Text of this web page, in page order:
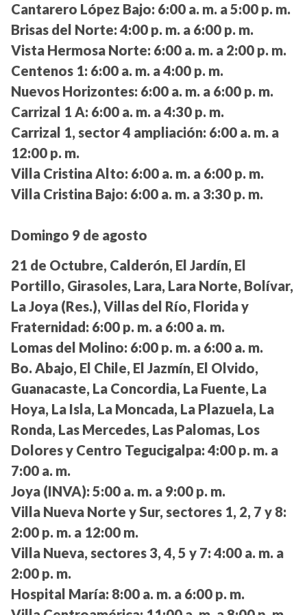
Cantarero López Bajo: 6:00 a. m. a 5:00 p. m.
Brisas del Norte: 4:00 p. m. a 6:00 p. m.
Vista Hermosa Norte: 6:00 a. m. a 2:00 p. m.
Centenos 1: 6:00 a. m. a 4:00 p. m.
Nuevos Horizontes: 6:00 a. m. a 6:00 p. m.
Carrizal 1 A: 6:00 a. m. a 4:30 p. m.
Carrizal 1, sector 4 ampliación: 6:00 a. m. a
12:00 p. m.
Villa Cristina Alto: 6:00 a. m. a 6:00 p. m.
Villa Cristina Bajo: 6:00 a. m. a 3:30 p. m.
Domingo 9 de agosto
21 de Octubre, Calderón, El Jardín, El
Portillo, Girasoles, Lara, Lara Norte, Bolívar,
La Joya (Res.), Villas del Río, Florida y
Fraternidad: 6:00 p. m. a 6:00 a. m.
Lomas del Molino: 6:00 p. m. a 6:00 a. m.
Bo. Abajo, El Chile, El Jazmín, El Olvido,
Guanacaste, La Concordia, La Fuente, La
Hoya, La Isla, La Moncada, La Plazuela, La
Ronda, Las Mercedes, Las Palomas, Los
Dolores y Centro Tegucigalpa: 4:00 p. m. a
7:00 a. m.
Joya (INVA): 5:00 a. m. a 9:00 p. m.
Villa Nueva Norte y Sur, sectores 1, 2, 7 y 8:
2:00 p. m. a 12:00 m.
Villa Nueva, sectores 3, 4, 5 y 7: 4:00 a. m. a
2:00 p. m.
Hospital María: 8:00 a. m. a 6:00 p. m.